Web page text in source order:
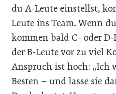
du A-Leute einstellst,
Leute ins Team. Wenn
kommen bald C- oder
der B-Leute vor zu viel
Anspruch ist hoch: „Ich
Besten – und lasse sie